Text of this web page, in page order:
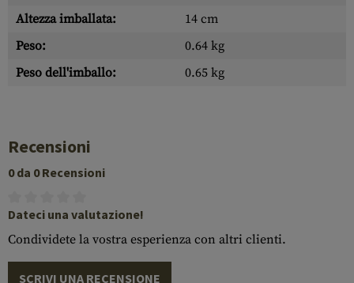
Altezza imballata:
14 cm
Peso:
0.64 kg
Peso dell'imballo:
0.65 kg
Recensioni
0 da 0 Recensioni
Dateci una valutazione!
Condividete la vostra esperienza con altri clienti.
SCRIVI UNA RECENSIONE